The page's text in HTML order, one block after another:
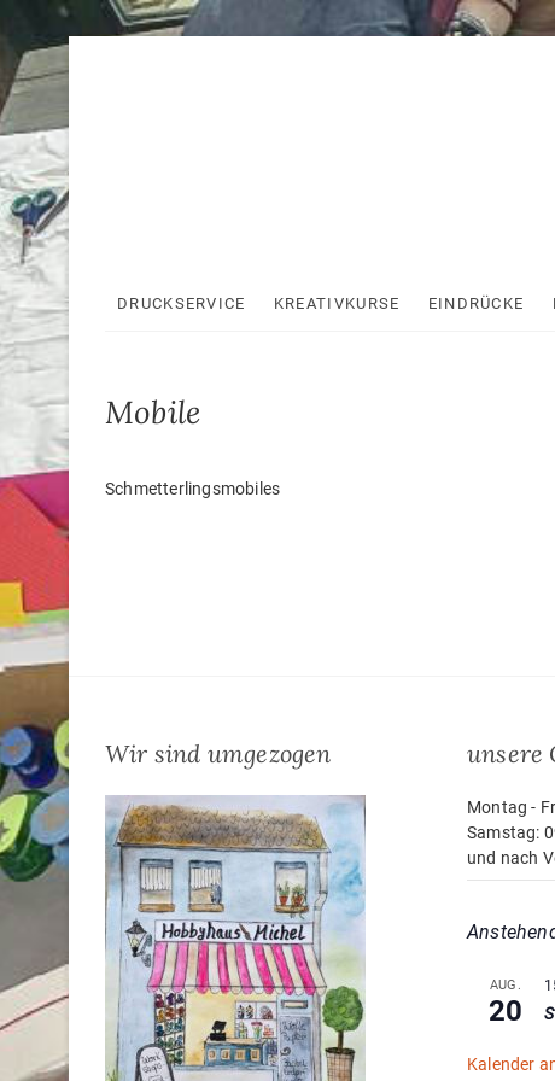
Skip
to
DRUCKSERVICE KREATIVKURSE EINDRÜCKE
Mobile
Schmetterlingsmobiles
Wir sind umgezogen unsere
Montag -
Samstag:
und nach
AUG.
20
Kalender